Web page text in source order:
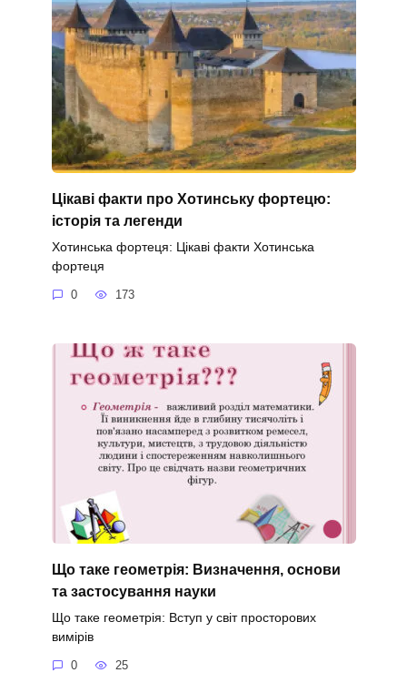
Цікаві факти про Хотинську фортецю:
історія та легенди
Хотинська фортеця: Цікаві факти Хотинська
фортеця
0 173
Що таке геометрія: Визначення, основи
та застосування науки
Що таке геометрія: Вступ у світ просторових
вимірів
0 25